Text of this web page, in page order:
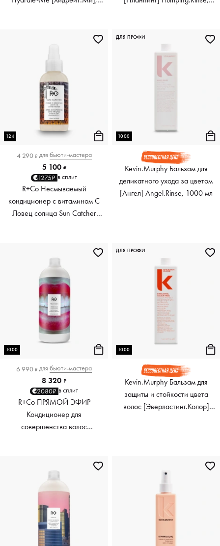
124
4 290 ₽ для бьюти-мастера
5 100 ₽
1275₽ в сплит
R+Co Несмываемый
кондиционер с витамином С
Ловец солнца Sun Catcher
1000
Kevin.Murphy Бальзам для
деликатного ухода за цветом
[Ангел] Angel.Rinse, 1000 мл
ДЛЯ ПРОФИ
1000
6 990 ₽ для бьюти-мастера
8 320 ₽
2080₽ в сплит
R+Co ПРЯМОЙ ЭФИР
Кондиционер для
совершенства волос
1000
Kevin.Murphy Бальзам для
защиты и стойкости цвета
волос [Эверластинг.Колор]
ДЛЯ ПРОФИ